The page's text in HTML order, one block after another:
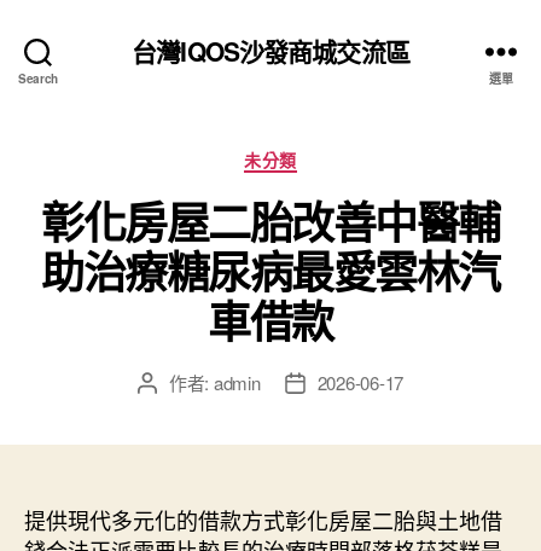
Search
台灣IQOS沙發商城交流區
選單
分
類
未分類
彰化房屋二胎改善中醫輔
助治療糖尿病最愛雲林汽
車借款
文 作者: admin
文
期
2026-06-17
提供現代多元化的借款方式彰化房屋二胎與土地借